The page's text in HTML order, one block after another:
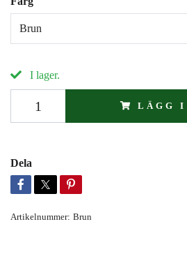
Brun
I lager.
LÄGG I
Dela
Artikelnummer: Brun